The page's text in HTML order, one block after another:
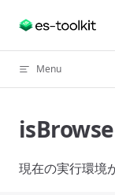
Skip to content
Menu
現在の実行環境